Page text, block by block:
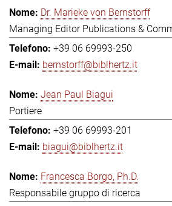
Dr. Marieke von Bernstorff
Managing Editor Publications &
+39 06 69993-250
bernstorff@biblhertz.it
Jean Paul Biagui
Portiere
+39 06 69993-201
biagui@biblhertz.it
Francesca Borgo, Ph.D.
Responsabile gruppo di ricerca